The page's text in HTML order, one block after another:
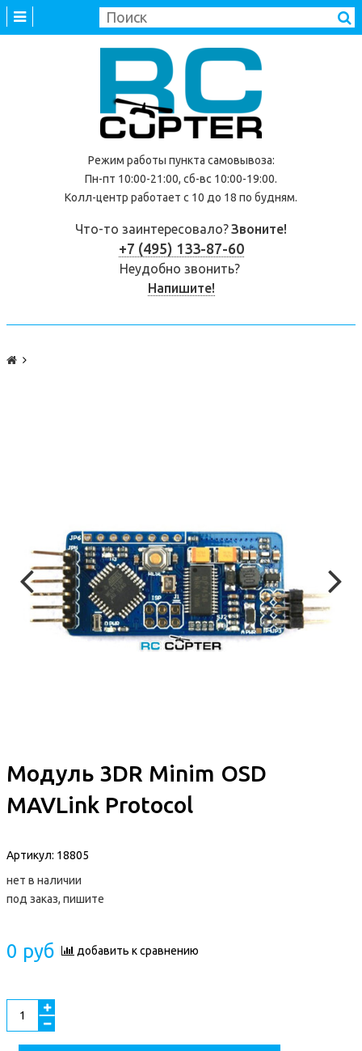
Режим работы пункта самовывоза:
Пн-пт 10:00-21:00, сб-вс 10:00-19:00.
Колл-центр работает с 10 до 18 по будням.
Что-то заинтересовало?Звоните!
+7 (495) 133-87-60
Неудобно звонить?
Напишите!
Модуль 3DR Minim OSD
MAVLink Protocol
Артикул: 18805
нет в наличии
под заказ, пишите
0 руб добавить к сравнению